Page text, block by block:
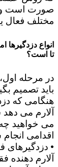
صورت است و
مختلف فعال
انواع دزدگیرها
تا است؟
در مرحله
باید تصمیم
هنگامی که
آلارم می
می خواهید
اقدامی
• دزدگیرهای
آلارم دهنده